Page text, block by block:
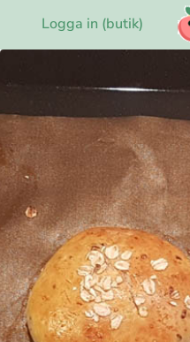
Logga in (butik)